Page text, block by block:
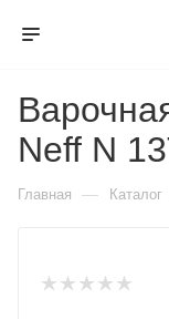
Neff N
Главная — Каталог